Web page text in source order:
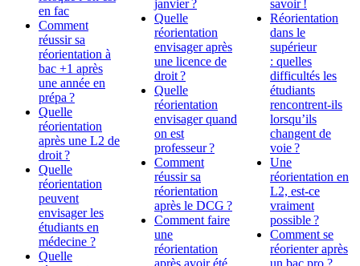
en fac
Comment
réussir sa
réorientation à
bac +1 après
une année en
prépa ?
Quelle
réorientation
après une L2 de
droit ?
Quelle
réorientation
peuvent
envisager les
étudiants en
médecine ?
Quelle
janvier ?
Quelle
réorientation
envisager après
une licence de
droit ?
Quelle
réorientation
envisager quand
on est
professeur ?
Comment
réussir sa
réorientation
après le DCG ?
Comment faire
une
réorientation
savoir !
Réorientation
dans le
supérieur
: quelles
difficultés les
étudiants
rencontrent-ils
lorsqu’ils
changent de
voie ?
Une
réorientation en
L2, est-ce
vraiment
possible ?
Comment se
réorienter après